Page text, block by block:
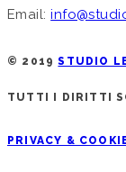
Email:
© 2019STUDIO
TUTTI I DIRITTI
PRIVACY &